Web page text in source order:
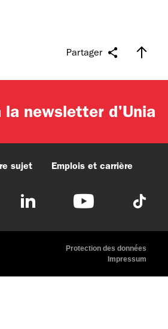
Partager
la newsletter d'Unia
sujet Emplois et carrière
Protection des données
Impressum